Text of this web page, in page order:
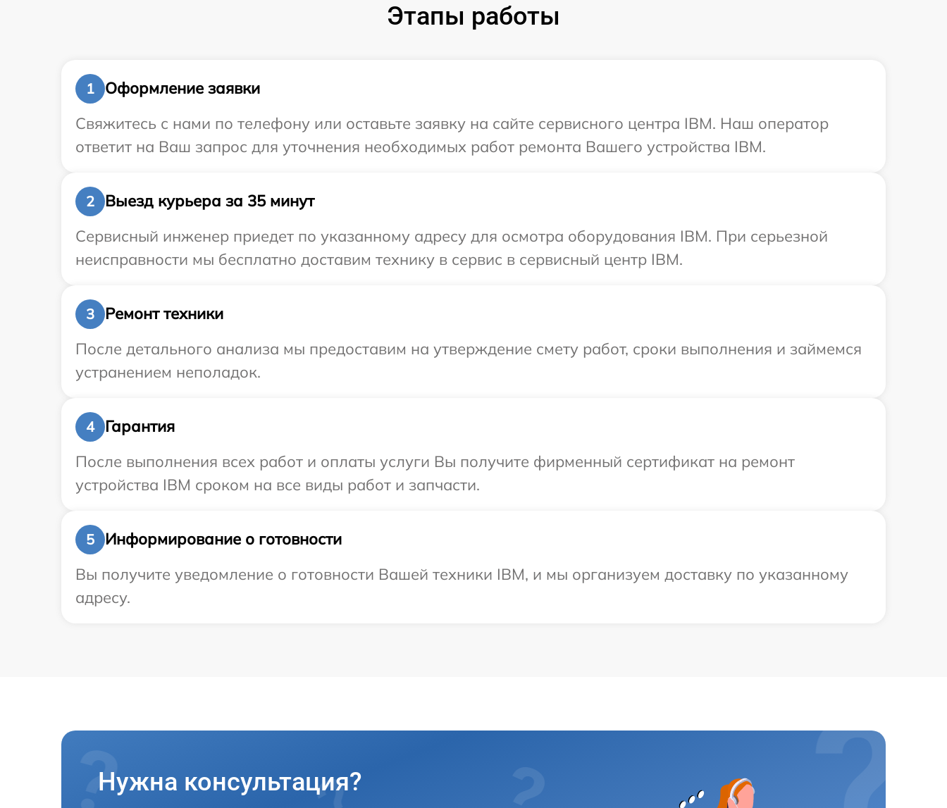
Этапы работы
1
Оформление заявки
Свяжитесь с нами по телефону или оставьте заявку на сайте сервисного центра IBM. Наш оператор
ответит на Ваш запрос для уточнения необходимых работ ремонта Вашего устройства IBM.
2
Выезд курьера за 35 минут
Сервисный инженер приедет по указанному адресу для осмотра оборудования IBM. При серьезной
неисправности мы бесплатно доставим технику в сервис в сервисный центр IBM.
3
Ремонт техники
После детального анализа мы предоставим на утверждение смету работ, сроки выполнения и займемся
устранением неполадок.
4
Гарантия
После выполнения всех работ и оплаты услуги Вы получите фирменный сертификат на ремонт
устройства IBM сроком на все виды работ и запчасти.
5
Информирование о готовности
Вы получите уведомление о готовности Вашей техники IBM, и мы организуем доставку по указанному
адресу.
Нужна консультация?